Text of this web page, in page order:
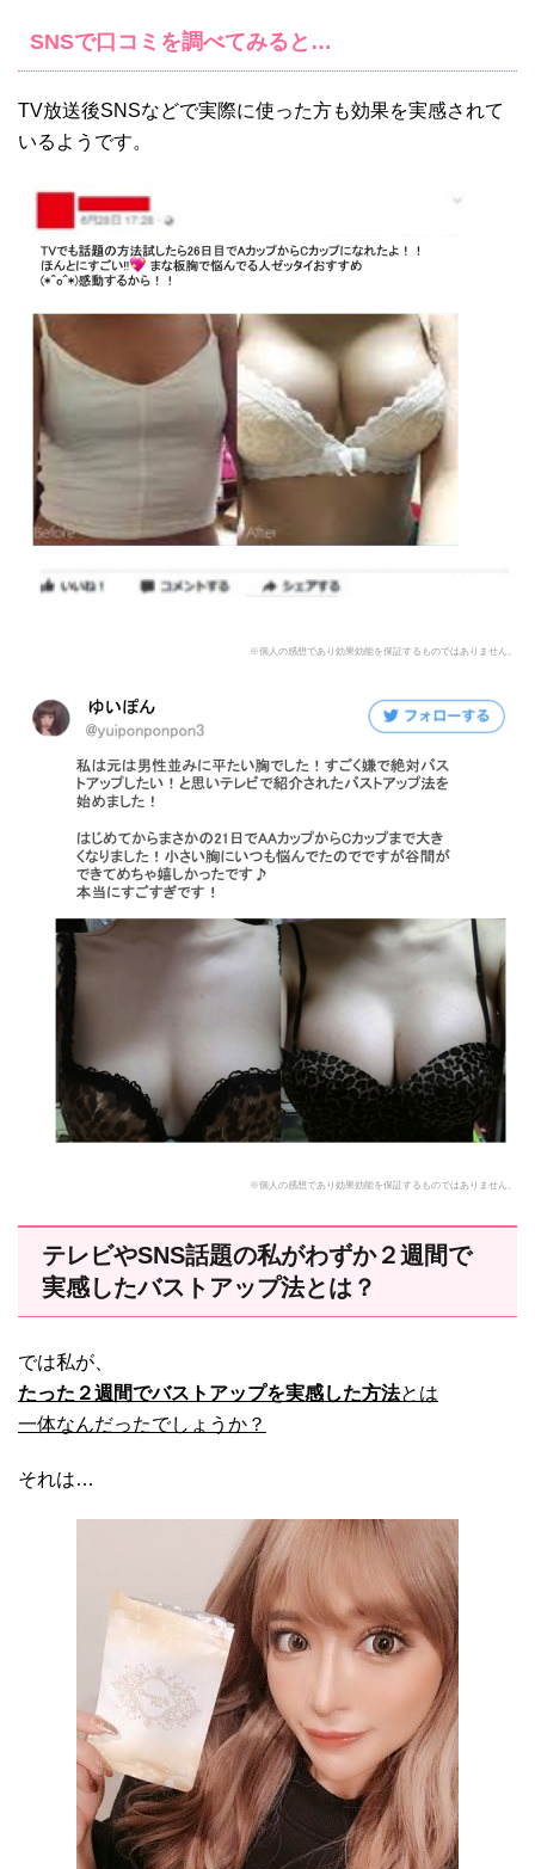
SNSで口コミを調べてみると…
TV放送後SNSなどで実際に使った方も効果を実感されて
いるようです。
※個人の感想であり効果効能を保証するものではありません。
※個人の感想であり効果効能を保証するものではありません。
テレビやSNS話題の私がわずか２週間で
実感したバストアップ法とは？
では私が、
たった２週間でバストアップを実感した方法とは
一体なんだったでしょうか？
それは…